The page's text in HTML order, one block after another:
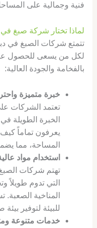
فنية وجمالية على
لماذا تختار شركة صبغ
تتمتع شركات الصبغ في دبي
لكل من يسعى للحصول
بالفخامة والجودة العالية:
خبرة متميزة
تعتمد الشركات
الخبرة الطويلة
يعرفون تماماً كيف
المساحة، مما
استخدام مواد
تهتم شركات الصبغ
التي تدوم
المناخية
للبيئة لتوفير
خدمات متنوعة